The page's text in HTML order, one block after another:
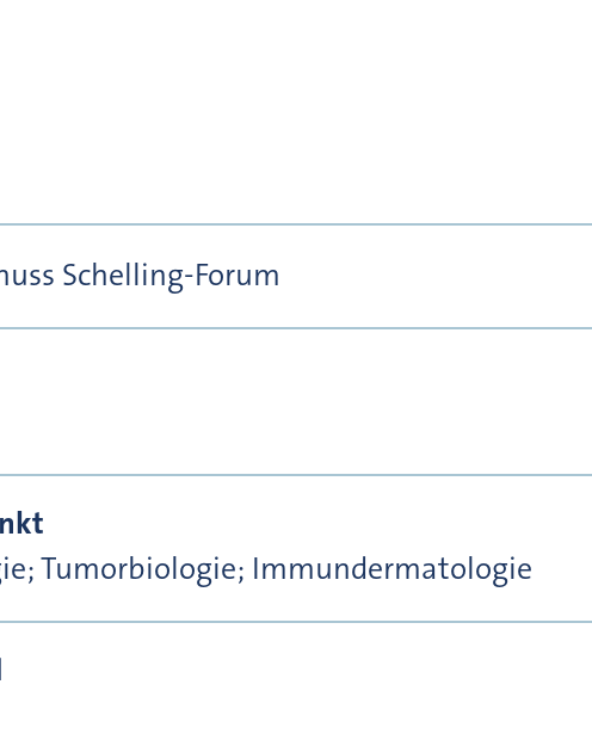
Schelling-Forum
Tumorbiologie; Immundermatologie